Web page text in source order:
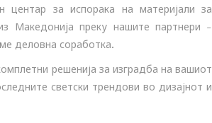
центар за испорака на материјали за
Македонија преку нашите партнери –
деловна соработка.
решенија за изградба на вашиот
светски трендови во дизајнот и